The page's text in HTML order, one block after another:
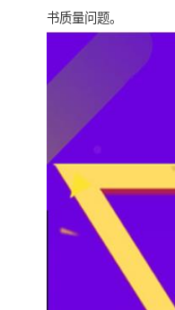
书质量问题。